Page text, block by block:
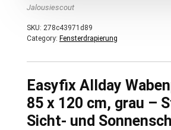
Jalousiescout
SKU: 278c43971d89
Category: Fensterdrapierung
Easyfix Allday
85 x 120 cm, grau –
Sicht- und